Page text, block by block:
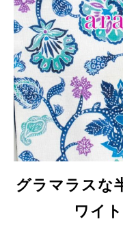
グラマラスな
ワイ